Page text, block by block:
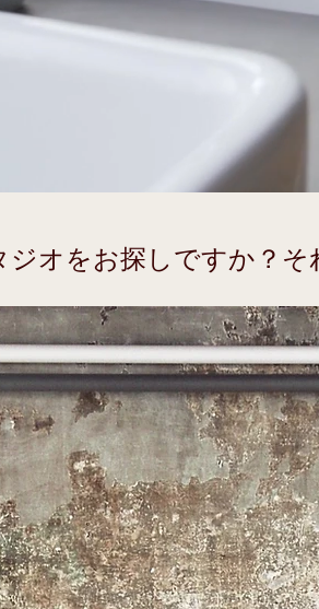
オをお探しですか？そ